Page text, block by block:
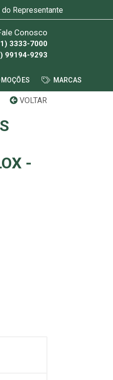
do Representante
Conosco
3333-7000
99194-9293
MARCAS
VOLTAR
-